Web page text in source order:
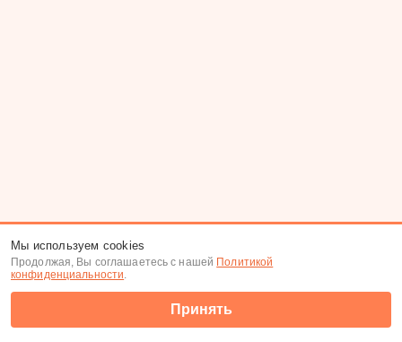
Мы используем cookies
Продолжая, Вы соглашаетесь с нашей Политикой
конфиденциальности.
Принять